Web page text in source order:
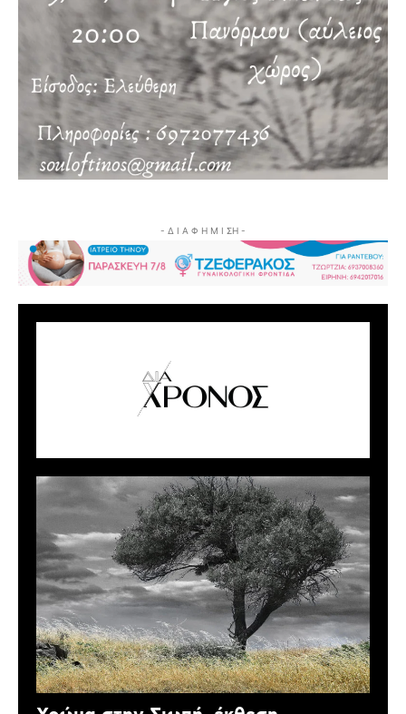
- Δ Ι Α Φ Η Μ Ι ΣΗ -